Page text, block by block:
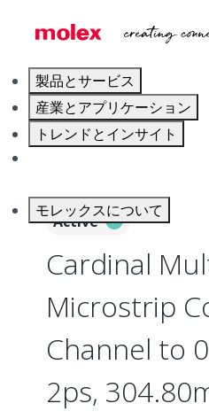
製品とサービス
産業とアプリケーション
トレンドとインサイト
モレックスについて
Active
Cardinal
Microstrip
Channel to
2ps,